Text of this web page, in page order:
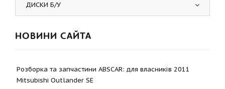
ДИСКИ Б/У
НОВИНИ САЙТА
Розборка та запчастини ABSCAR: для власників 2011
Mitsubishi Outlander SE